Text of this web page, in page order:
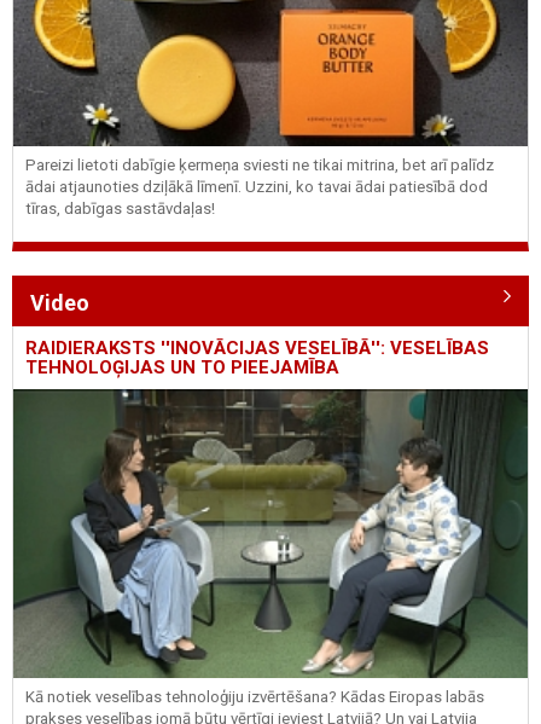
Pareizi lietoti dabīgie ķermeņa sviesti ne tikai mitrina, bet arī palīdz
ādai atjaunoties dziļākā līmenī. Uzzini, ko tavai ādai patiesībā dod
tīras, dabīgas sastāvdaļas!
Video
RAIDIERAKSTS ''INOVĀCIJAS VESELĪBĀ'': VESELĪBAS
TEHNOLOĢIJAS UN TO PIEEJAMĪBA
Kā notiek veselības tehnoloģiju izvērtēšana? Kādas Eiropas labās
prakses veselības jomā būtu vērtīgi ieviest Latvijā? Un vai Latvija